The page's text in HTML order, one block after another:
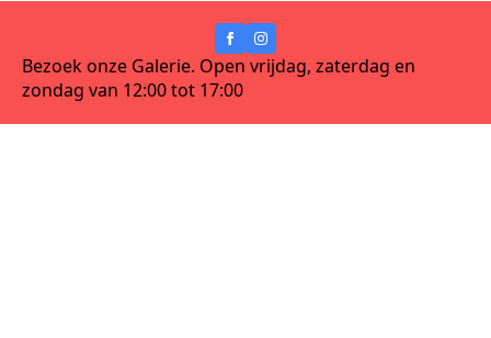
Bezoek onze Galerie. Open vrijdag, zaterdag en
zondag van 12:00 tot 17:00